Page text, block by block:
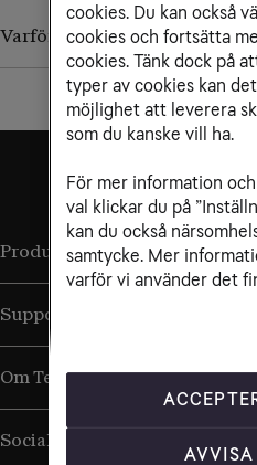
Varför ser jag inga priser i
Produkter och tjänster
Support
Om Tele2
Sociala medier
cookies. Du kan också
cookies och fortsätta
cookies. Tänk dock på
typer av cookies kan
möjlighet att leverera
som du kanske vill ha.
För mer information
val klickar du på
kan du också
samtycke. Mer
varför vi använder det